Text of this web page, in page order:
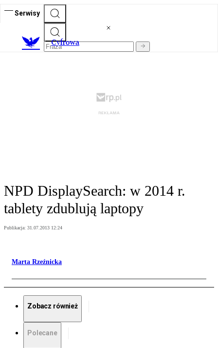
Serwisy
Cyfrowa
NPD DisplaySearch: w 2014 r.
tablety zdublują laptopy
Publikacja: 31.07.2013 12:24
Marta Rzeźnicka
Zobacz również
Polecane